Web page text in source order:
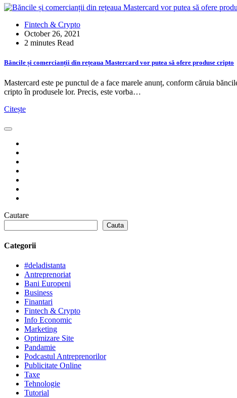
Fintech & Crypto
October 26, 2021
2 minutes Read
Băncile și comercianții din rețeaua Mastercard vor putea să ofere produse cripto
Mastercard este pe punctul de a face marele anunț, conform căruia
cripto în produsele lor. Precis, este vorba…
Citește
Cautare
Cauta
Categorii
#deladistanta
Antreprenoriat
Bani Europeni
Business
Finantari
Fintech & Crypto
Info Economic
Marketing
Optimizare Site
Pandamie
Podcastul Antreprenorilor
Publicitate Online
Taxe
Tehnologie
Tutorial